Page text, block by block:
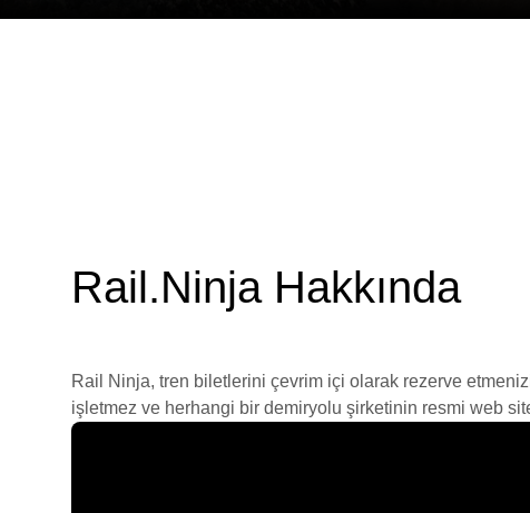
Rail.Ninja Hakkında
Rail Ninja, tren biletlerini çevrim içi olarak rezerve
işletmez ve herhangi bir demiryolu şirketinin resmi web